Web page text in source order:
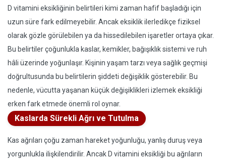
D vitamini eksikliğinin belirtileri kimi zaman hafif başladığı için
uzun süre fark edilmeyebilir. Ancak eksiklik ilerledikçe fiziksel
olarak gözle görülebilen ya da hissedilebilen işaretler ortaya çıkar.
Bu belirtiler çoğunlukla kaslar, kemikler, bağışıklık sistemi ve ruh
hâli üzerinde yoğunlaşır. Kişinin yaşam tarzı veya sağlık geçmişi
doğrultusunda bu belirtilerin şiddeti değişiklik gösterebilir. Bu
nedenle, vücutta yaşanan küçük değişiklikleri izlemek eksikliği
erken fark etmede önemli rol oynar.
Kaslarda Sürekli Ağrı ve Tutulma
Kas ağrıları çoğu zaman hareket yoğunluğu, yanlış duruş veya
yorgunlukla ilişkilendirilir. Ancak D vitamini eksikliği bu ağrıların